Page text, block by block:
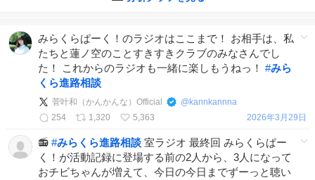
みらくらぱーく！のラジオはここまで！ お相手は、私
たちと蓮ノ空のことすきすきクラブのみなさんでし
た！ これからのラジオも一緒に楽しもうねっ！ #みら
くら進路相談
菅叶和（かんかんな）Official @ kannkannna
254
1,320 5,363 2026年3月29日
📻 #みらくら進路相談 室ラジオ 最終回 みらくらぱー
く！が活動記録に登場する前の2人から、3人になって
おチビちゃんが増えて、今日の今日までずーっと聴い